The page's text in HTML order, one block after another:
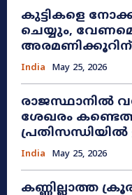
കുട്ടികളെ
ചെയ്യും,
അരമണിക്കൂറിന്
India May 25, 2026
രാജസ്ഥാനിൽ
ശേഖരം
പ്രതിസന്ധിയിൽ
India May 25, 2026
കണ്ണില്ലാത്ത